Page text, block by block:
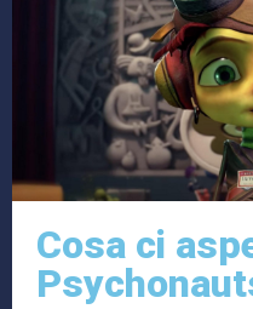
Cosa ci